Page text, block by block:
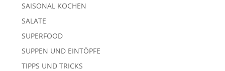
SAISONAL KOCHEN
SALATE
SUPERFOOD
SUPPEN UND EINTÖPFE
TIPPS UND TRICKS